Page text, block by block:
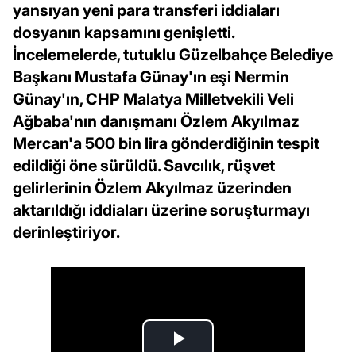
yansıyan yeni para transferi iddiaları
dosyanın kapsamını genişletti.
İncelemelerde, tutuklu Güzelbahçe Belediye
Başkanı Mustafa Günay'ın eşi Nermin
Günay'ın, CHP Malatya Milletvekili Veli
Ağbaba'nın danışmanı Özlem Akyılmaz
Mercan'a 500 bin lira gönderdiğinin tespit
edildiği öne sürüldü. Savcılık, rüşvet
gelirlerinin Özlem Akyılmaz üzerinden
aktarıldığı iddiaları üzerine soruşturmayı
derinleştiriyor.